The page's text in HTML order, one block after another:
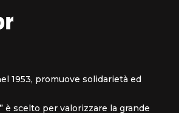
1953, promuove solidarietà ed
è scelto per valorizzare la grande